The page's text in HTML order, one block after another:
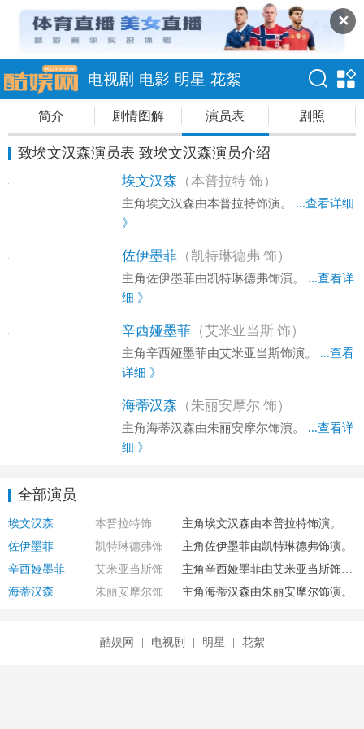
✕
电视剧 电影 明星 花絮
简介 剧情图解 演员表 剧照
致埃文汉森演员表 致埃文汉森演员介绍
埃文汉森 （本普拉特 饰）
主角埃文汉森由本普拉特饰演。
...查看详细
》
佐伊墨菲 （凯特琳德弗 饰）
主角佐伊墨菲由凯特琳德弗饰演。
...查看详
细 》
辛西娅墨菲 （艾米亚当斯 饰）
主角辛西娅墨菲由艾米亚当斯饰演。
...查看
详细 》
海蒂汉森 （朱丽安摩尔 饰）
主角海蒂汉森由朱丽安摩尔饰演。
...查看详
细 》
全部演员
埃文汉森 本普拉特饰
主角埃文汉森由本普拉特饰演。
佐伊墨菲
凯特琳德弗饰
主角佐伊墨菲由凯特琳德弗饰演。
辛西娅墨菲
艾米亚当斯饰
海蒂汉森
朱丽安摩尔饰 主角海蒂汉森由朱丽安摩尔饰演。
酷娱网 | 电视剧 | 明星 | 花絮